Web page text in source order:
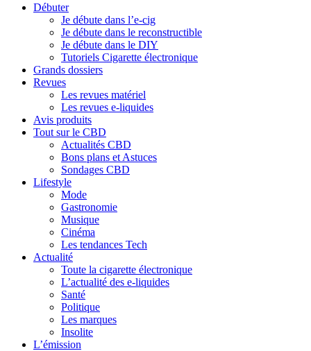
Débuter
Je débute dans l’e-cig
Je débute dans le reconstructible
Je débute dans le DIY
Tutoriels Cigarette électronique
Grands dossiers
Revues
Les revues matériel
Les revues e-liquides
Avis produits
Tout sur le CBD
Actualités CBD
Bons plans et Astuces
Sondages CBD
Lifestyle
Mode
Gastronomie
Musique
Cinéma
Les tendances Tech
Actualité
Toute la cigarette électronique
L’actualité des e-liquides
Santé
Politique
Les marques
Insolite
L’émission